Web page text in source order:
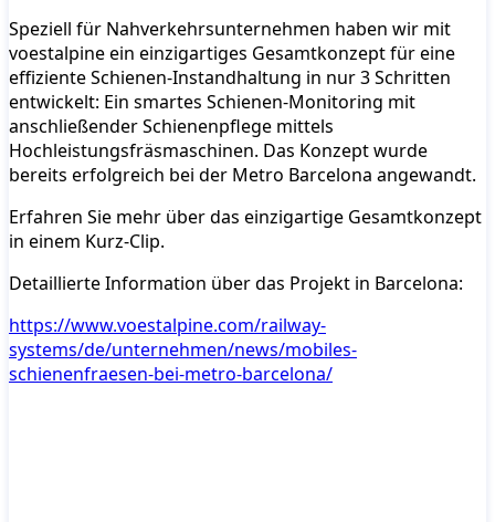
Speziell für Nahverkehrsunternehmen haben wir mit
voestalpine ein einzigartiges Gesamtkonzept für eine
effiziente Schienen-Instandhaltung in nur 3 Schritten
entwickelt: Ein smartes Schienen-Monitoring mit
anschließender Schienenpflege mittels
Hochleistungsfräsmaschinen. Das Konzept wurde
bereits erfolgreich bei der Metro Barcelona angewandt.
Erfahren Sie mehr über das einzigartige Gesamtkonzept
in einem Kurz-Clip.
Detaillierte Information über das Projekt in Barcelona:
https://www.voestalpine.com/railway-
systems/de/unternehmen/news/mobiles-
schienenfraesen-bei-metro-barcelona/